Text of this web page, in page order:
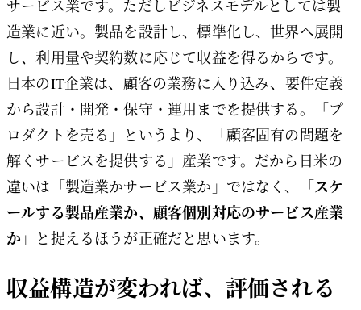
サービス業です。ただしビジネスモデルとしては製
造業に近い。製品を設計し、標準化し、世界へ展開
し、利用量や契約数に応じて収益を得るからです。
日本のIT企業は、顧客の業務に入り込み、要件定義
から設計・開発・保守・運用までを提供する。「プ
ロダクトを売る」というより、「顧客固有の問題を
解くサービスを提供する」産業です。だから日米の
違いは「製造業かサービス業か」ではなく、「スケ
ールする製品産業か、顧客個別対応のサービス産業
か 」と捉えるほうが正確だと思います。
収益構造が変われば、評価される